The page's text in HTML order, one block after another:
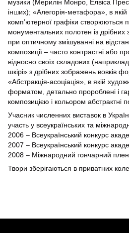
музики (Мерилін Монро, Елвіса
інших); «Алегорія-метафора», в
комп’ютерної графіки створюються
монументальних полотен із дрібних
при оптичному змішуванні на
композиції – часто контрастні або
відносно своїх складових
шкірі» з дрібних зображень вовків
«Абстракція-асоціація», в якій
форматом, детально пророблені і
композицією і кольором абстрактні
Учасник численних виставок в
участь у всеукраїнських та
2006 – Всеукраїнський конкурс
2007 – Всеукраїнський конкурс
2008 – Міжнародний гончарний
Твори зберігаються в приватних